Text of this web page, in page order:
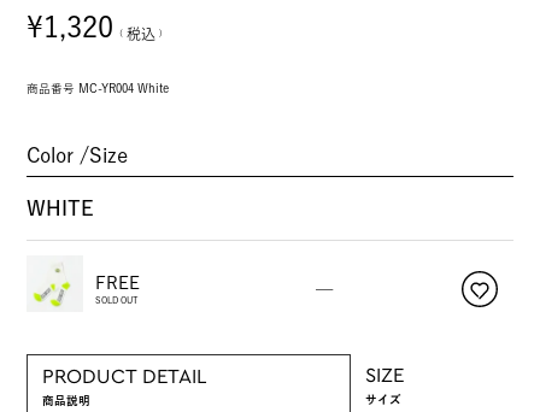
¥1,320 税込
商品番号 MC-YR004 White
Color Size
WHITE
FREE
SOLD OUT
—
PRODUCT DETAIL
商品説明
SIZE
サイズ